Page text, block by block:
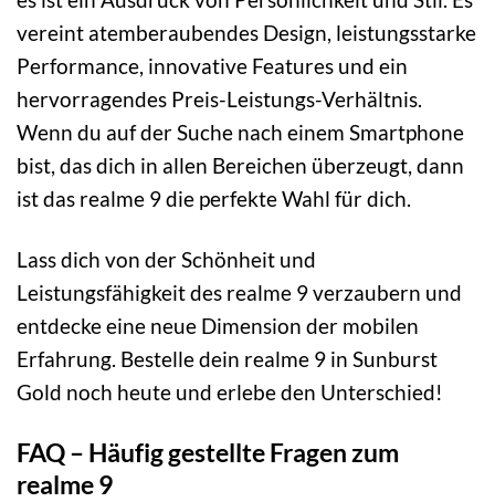
vereint atemberaubendes Design, leistungsstarke
Performance, innovative Features und ein
hervorragendes Preis-Leistungs-Verhältnis.
Wenn du auf der Suche nach einem Smartphone
bist, das dich in allen Bereichen überzeugt, dann
ist das realme 9 die perfekte Wahl für dich.
Lass dich von der Schönheit und
Leistungsfähigkeit des realme 9 verzaubern und
entdecke eine neue Dimension der mobilen
Erfahrung. Bestelle dein realme 9 in Sunburst
Gold noch heute und erlebe den Unterschied!
FAQ – Häufig gestellte Fragen zum
realme 9